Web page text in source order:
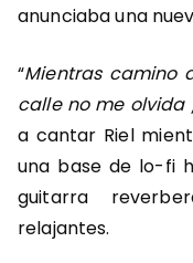
anunciaba una
“Mientras camino
calle no me
a cantar Riel
una base de lo-fi
guitarra
relajantes.